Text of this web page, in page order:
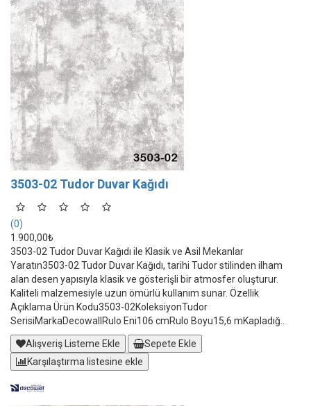
3503-02 Tudor Duvar Kağıdı
(0)
1.900,00₺
3503-02 Tudor Duvar Kağıdı ile Klasik ve Asil Mekanlar
Yaratın3503-02 Tudor Duvar Kağıdı, tarihi Tudor stilinden ilham
alan desen yapısıyla klasik ve gösterişli bir atmosfer oluşturur.
Kaliteli malzemesiyle uzun ömürlü kullanım sunar. Özellik
Açıklama Ürün Kodu3503-02KoleksiyonTudor
SerisiMarkaDecowallRulo Eni106 cmRulo Boyu15,6 mKapladığ..
Alışveriş Listeme Ekle
Sepete Ekle
Karşılaştırma listesine ekle